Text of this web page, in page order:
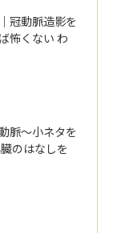
冠動脈造影を
怖くない わ
脈～小ネタを
のはなしを